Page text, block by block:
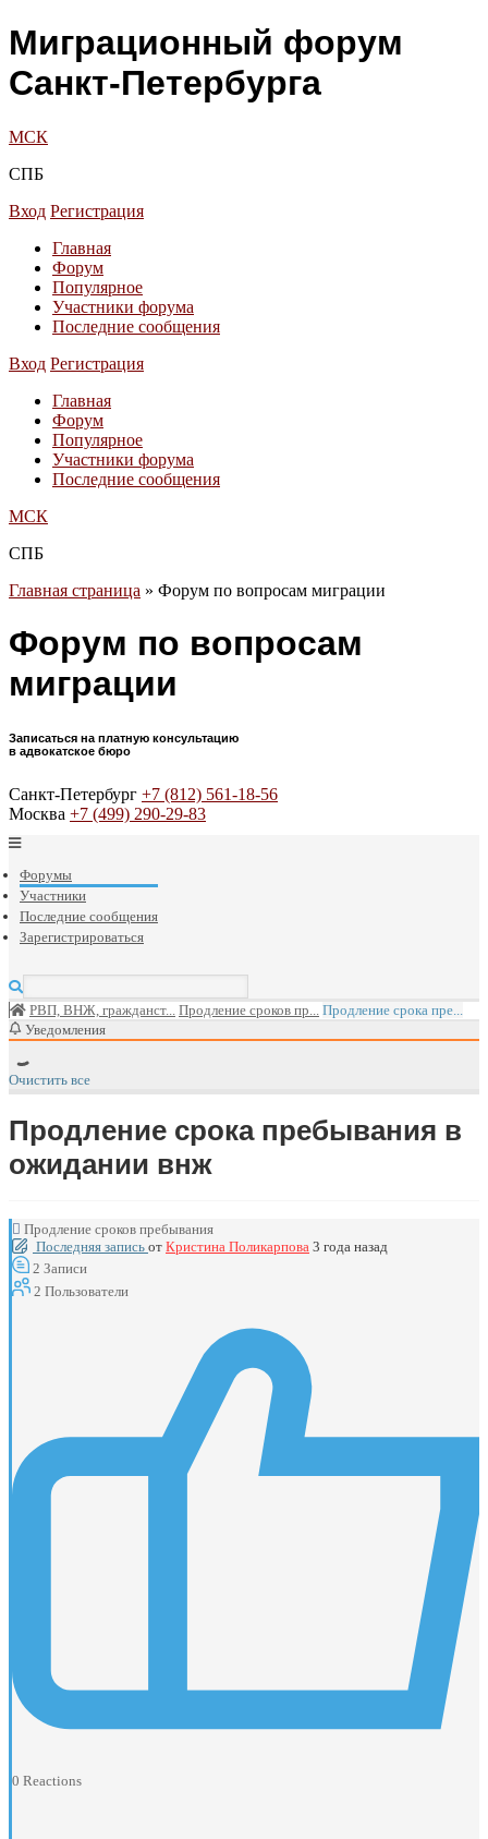
Миграционный форум
Санкт-Петербурга
МСК
СПБ
Вход Регистрация
Главная
Форум
Популярное
Участники форума
Последние сообщения
Вход Регистрация
Главная
Форум
Популярное
Участники форума
Последние сообщения
МСК
СПБ
Главная страница » Форум по вопросам миграции
Форум по вопросам
миграции
Записаться на платную консультацию
в адвокатское бюро
Санкт-Петербург +7 (812) 561-18-56
Москва +7 (499) 290-29-83
Форумы
Участники
Последние сообщения
Зарегистрироваться
РВП, ВНЖ, гражданст... Продление сроков пр... Продление срока пре...
Уведомления
Очистить все
Продление срока пребывания в
ожидании внж
Продление сроков пребывания
Последняя запись от Кристина Поликарпова 3 года назад
2 Записи
2 Пользователи
0 Reactions